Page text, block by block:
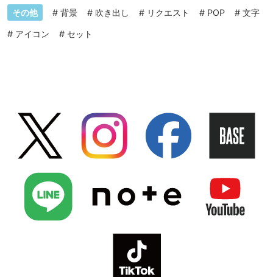
その他 # 背景 # 吹き出し # リクエスト # POP # 文字
# アイコン # セット